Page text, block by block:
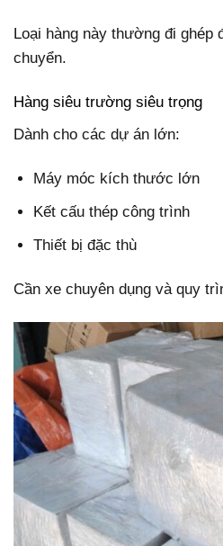
Loại hàng này thường đi ghép
chuyển.
Hàng siêu trường siêu trọng
Dành cho các dự án lớn:
Máy móc kích thước lớn
Kết cấu thép công trình
Thiết bị đặc thù
Cần xe chuyên dụng và quy